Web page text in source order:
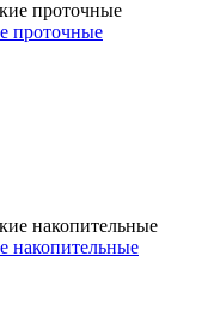
проточные
накопительные